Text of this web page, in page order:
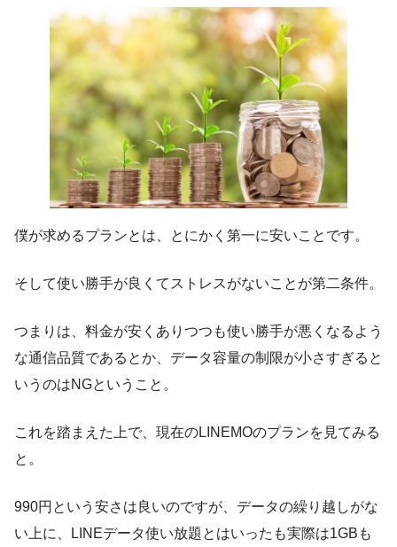
僕が求めるプランとは、とにかく第一に安いことです。
そして使い勝手が良くてストレスがないことが第二条件。
つまりは、料金が安くありつつも使い勝手が悪くなるよう
な通信品質であるとか、データ容量の制限が小さすぎると
いうのはNGということ。
これを踏まえた上で、現在のLINEMOのプランを見てみる
と。
990円という安さは良いのですが、データの繰り越しがな
い上に、LINEデータ使い放題とはいったも実際は1GBも